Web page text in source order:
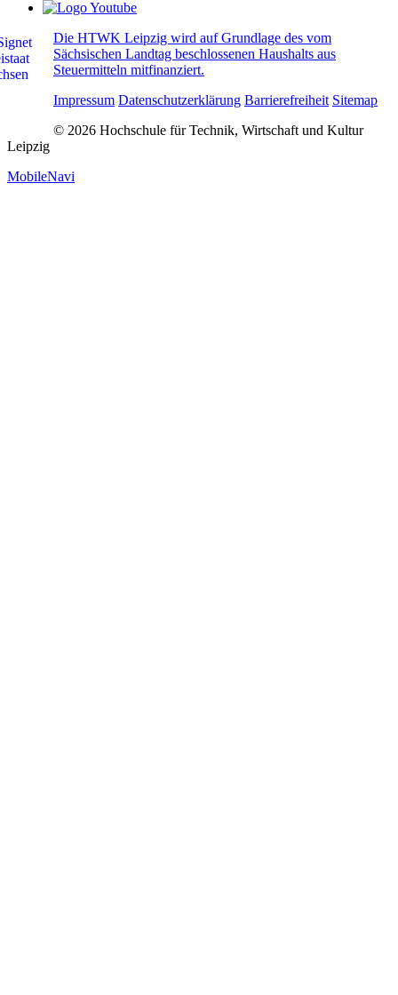
Die HTWK Leipzig wird auf Grundlage des vom
Sächsischen Landtag beschlossenen Haushalts aus
Steuermitteln mitfinanziert.
Impressum Datenschutzerklärung Barrierefreiheit Sitemap
© 2026 Hochschule für Technik, Wirtschaft und Kultur
Leipzig
MobileNavi